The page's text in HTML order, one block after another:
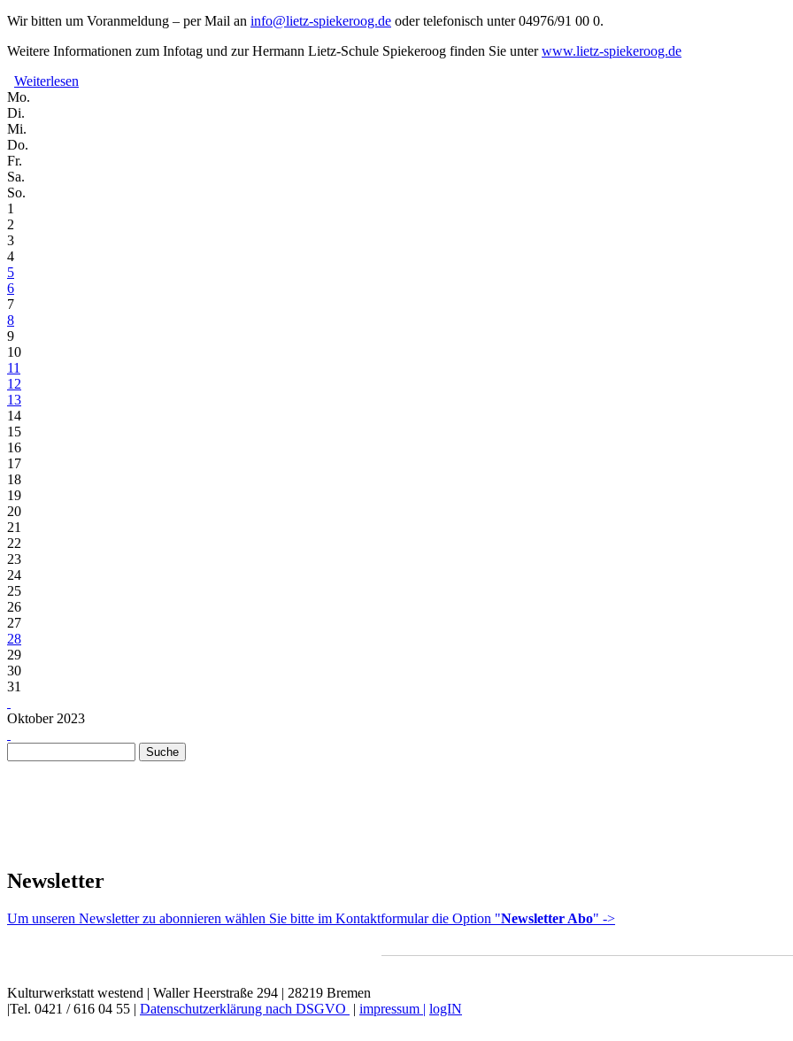
Wir bitten um Voranmeldung – per Mail an info@lietz-spiekeroog.de oder telefonisch unter 04976/91 00 0.
Weitere Informationen zum Infotag und zur Hermann Lietz-Schule Spiekeroog finden Sie unterwww.lietz-spiekeroog.de
Weiterlesen
Mo.
Di.
Mi.
Do.
Fr.
Sa.
So.
1
2
3
4
5
6
7
8
9
10
11
12
13
14
15
16
17
18
19
20
21
22
23
24
25
26
27
28
29
30
31
Oktober 2023
Newsletter
Um unseren Newsletter zu abonnieren wählen Sie bitte im Kontaktformular die Option "Newsletter Abo" ->
Kulturwerkstatt westend | Waller Heerstraße 294 | 28219 Bremen
|Tel. 0421 / 616 04 55 | Datenschutzerklärung nach DSGVO | impressum | logIN